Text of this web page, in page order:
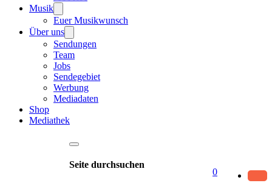
Musik
Euer Musikwunsch
Über uns
Sendungen
Team
Jobs
Sendegebiet
Werbung
Mediadaten
Shop
Mediathek
Seite durchsuchen
0